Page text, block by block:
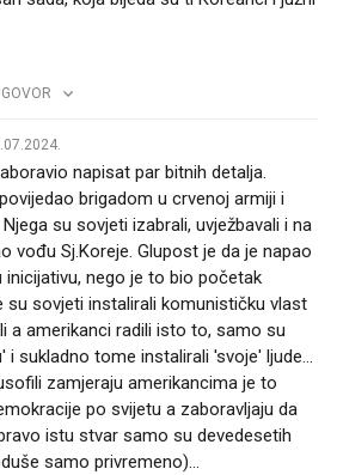
napisat par bitnih detalja.
brigadom u crvenoj armiji i
su sovjeti izabrali, uvježbavali i na
vođu Sj.Koreje. Glupost je da je napao
inicijativu, nego je to bio početak
su sovjeti instalirali komunističku vlast
a amerikanci radili isto to, samo su
i sukladno tome instalirali 'svoje' ljude...
zamjeraju amerikancima je to
po svijetu a zaboravljaju da
istu stvar samo su devedesetih
samo privremeno)...